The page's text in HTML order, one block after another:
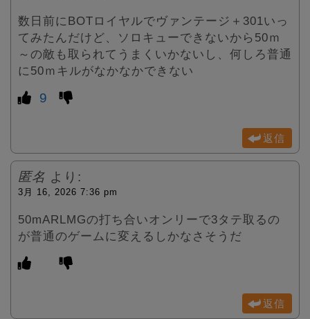
数日前にBOTロイヤルでヴァンテージ＋301いっ
てみたんだけど、ソロキューできないから50ｍ
～の敵も取られてうまくいかないし、何しろ普通
に50ｍキルがなかなかできない
9
返信
匿名 より:
3月 16, 2026 7:36 pm
50mARLMGの打ち合いオンリーで3タテ取るの
が普通のゲームに変えるしかなさそうだ
返信